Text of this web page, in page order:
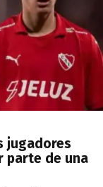
jugadores
parte de una